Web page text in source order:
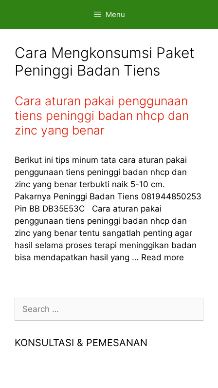
content
Menu
Cara Mengkonsumsi Paket
Peninggi Badan Tiens
Cara aturan pakai penggunaan
tiens peninggi badan nhcp dan
zinc yang benar
Berikut ini tips minum tata cara aturan pakai
penggunaan tiens peninggi badan nhcp dan
zinc yang benar terbukti naik 5-10 cm.
Pakarnya Peninggi Badan Tiens 081944850253
Pin BB DB35E53C Cara aturan pakai
penggunaan tiens peninggi badan nhcp dan
zinc yang benar tentu sangatlah penting agar
hasil selama proses terapi meninggikan badan
bisa mendapatkan hasil yang … Read more
Search
for:
KONSULTASI & PEMESANAN